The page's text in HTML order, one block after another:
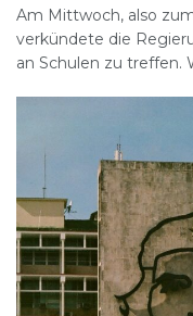
Am Mittwoch, also
verkündete die
an Schulen zu treffen.